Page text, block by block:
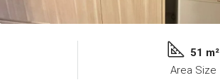
51 m²
Area Size